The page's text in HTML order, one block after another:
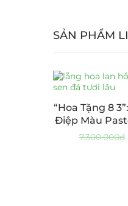
SẢN PHẨM
“Hoa Tặng 8
Điệp Màu
7.300.000₫